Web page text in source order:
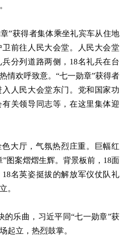
”获得者集体乘坐礼宾车从住地
前往人民大会堂。人民大会堂
分列道路两侧，18名礼兵在台
情欢呼致意。“七一勋章”获得者
人民大会堂东门。党和国家功
关领导同志等，在这里集体迎
大厅，气氛热烈庄重。巨幅红
图案熠熠生辉。背景板前，18面
名英姿挺拔的解放军仪仗队礼
。
的乐曲，习近平同“七一勋章”获
起立，热烈鼓掌。